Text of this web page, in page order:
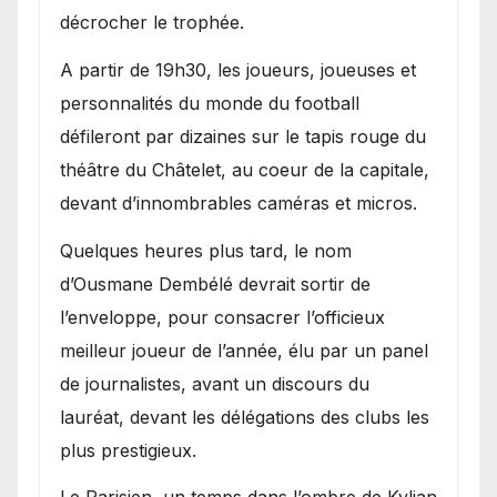
décrocher le trophée.
A partir de 19h30, les joueurs, joueuses et
personnalités du monde du football
défileront par dizaines sur le tapis rouge du
théâtre du Châtelet, au coeur de la capitale,
devant d’innombrables caméras et micros.
Quelques heures plus tard, le nom
d’Ousmane Dembélé devrait sortir de
l’enveloppe, pour consacrer l’officieux
meilleur joueur de l’année, élu par un panel
de journalistes, avant un discours du
lauréat, devant les délégations des clubs les
plus prestigieux.